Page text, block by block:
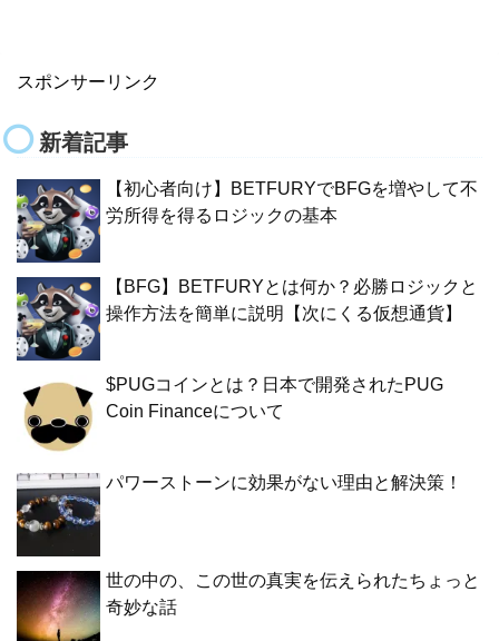
スポンサーリンク
新着記事
【初心者向け】BETFURYでBFGを増やして不
労所得を得るロジックの基本
【BFG】BETFURYとは何か？必勝ロジックと
操作方法を簡単に説明【次にくる仮想通貨】
$PUGコインとは？日本で開発されたPUG
Coin Financeについて
パワーストーンに効果がない理由と解決策！
世の中の、この世の真実を伝えられたちょっと
奇妙な話